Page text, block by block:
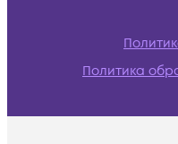
Политика